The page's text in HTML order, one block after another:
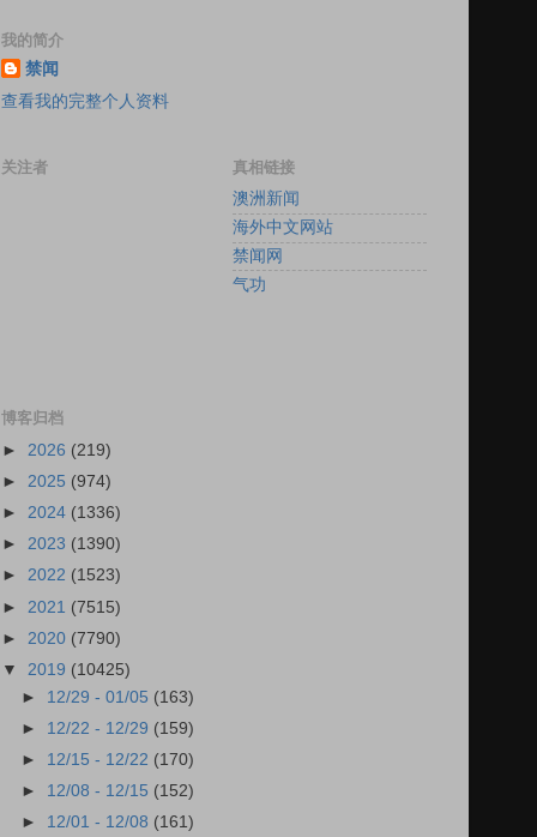
我的简介
禁闻
查看我的完整个人资料
关注者
真相链接
澳洲新闻
海外中文网站
禁闻网
气功
博客归档
► 2026 (219)
► 2025 (974)
► 2024 (1336)
► 2023 (1390)
► 2022 (1523)
► 2021 (7515)
► 2020 (7790)
▼ 2019 (10425)
► 12/29 - 01/05 (163)
► 12/22 - 12/29 (159)
► 12/15 - 12/22 (170)
► 12/08 - 12/15 (152)
► 12/01 - 12/08 (161)